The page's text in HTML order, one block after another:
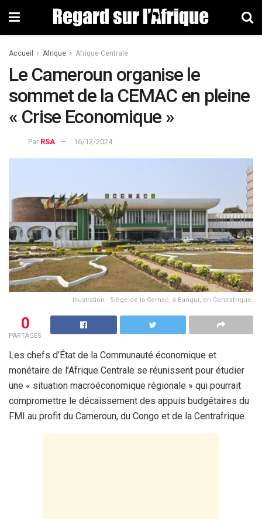
Accueil Afrique Afrique Centrale
Le Cameroun organise le
sommet de la CEMAC en pleine
« Crise Economique »
Par RSA 16/12/2024
Illustration - Siège de la Cemac, à Bangui, en Centrafrique.
0
PARTAGES
Les chefs d’État de la Communauté économique et
monétaire de l’Afrique Centrale se réunissent pour étudier
une « situation macroéconomique régionale » qui pourrait
compromettre le décaissement des appuis budgétaires du
FMI au profit du Cameroun, du Congo et de la Centrafrique.